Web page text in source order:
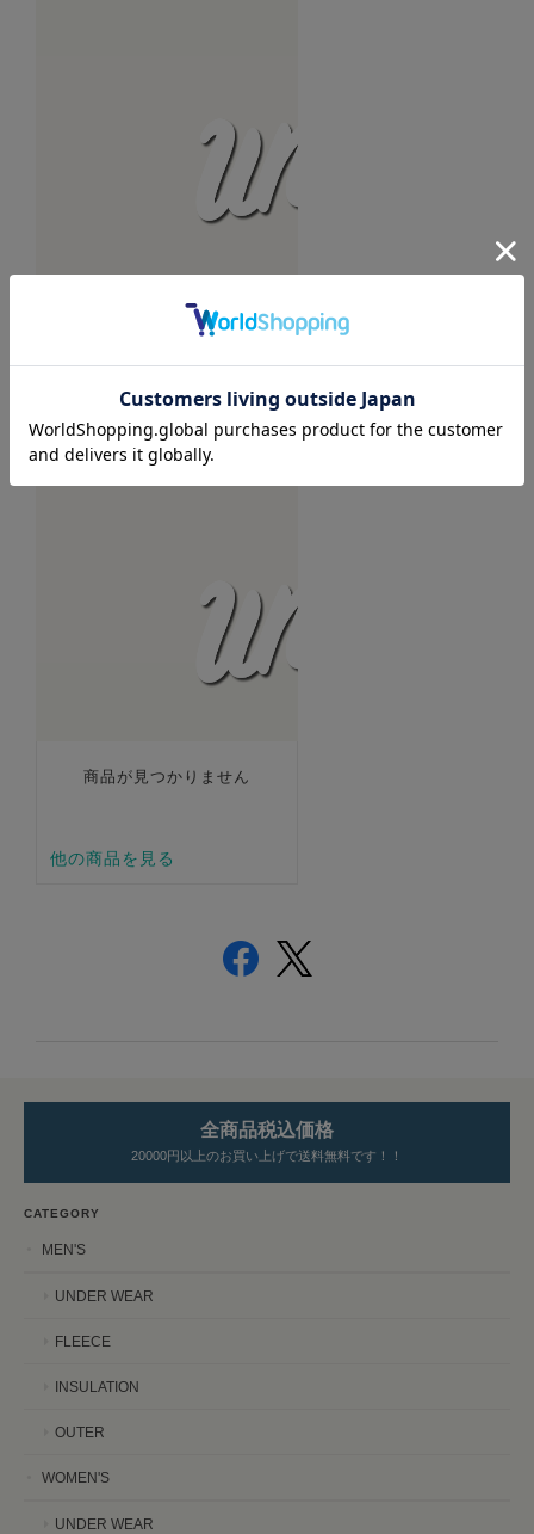
全商品税込価格
20000円以上のお買い上げで送料無料です！！
CATEGORY
MEN'S
UNDER WEAR
FLEECE
INSULATION
OUTER
WOMEN'S
UNDER WEAR